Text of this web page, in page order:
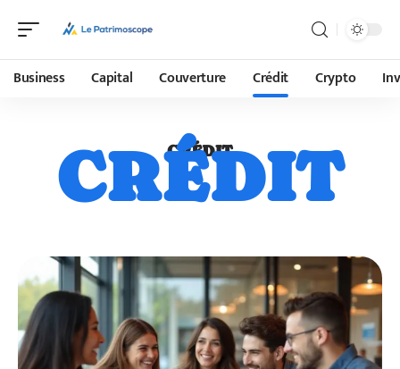
Business Capital Couverture Crédit Crypto
CRÉDIT
CRÉDIT